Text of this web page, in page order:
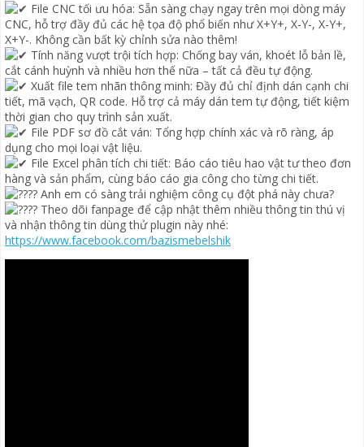
File CNC tối ưu hóa: Sẵn sàng chạy ngay trên mọi dòng máy
CNC, hỗ trợ đầy đủ các hệ tọa độ phổ biến như X+Y+, X-Y-, X-Y+,
X+Y-. Không cần bất kỳ chỉnh sửa nào thêm!
Tính năng vượt trội tích hợp: Chống bay ván, khoét lỗ bản lề,
cắt cánh huỳnh và nhiều hơn thế nữa – tất cả đều tự động.
Xuất file tem nhãn thông minh: Đầy đủ chỉ định dán cạnh chi
tiết, mã vạch, QR code. Hỗ trợ cả máy dán tem tự động, tiết kiệm
thời gian cho quy trình sản xuất.
File PDF sơ đồ cắt ván: Tổng hợp chính xác và rõ ràng, áp
dụng cho mọi loại vật liệu.
File Excel phân tích chi tiết: Báo cáo tiêu hao vật tư theo đơn
hàng và sản phẩm, cùng báo cáo gia công cho từng chi tiết.
Anh em có sàng trải nghiệm công cụ đột phá này chưa?
Theo dõi fanpage để cập nhật thêm nhiều thông tin thú vị
và nhận thông tin dùng thử plugin này nhé:
https://www.facebook.com/bazismebelshik